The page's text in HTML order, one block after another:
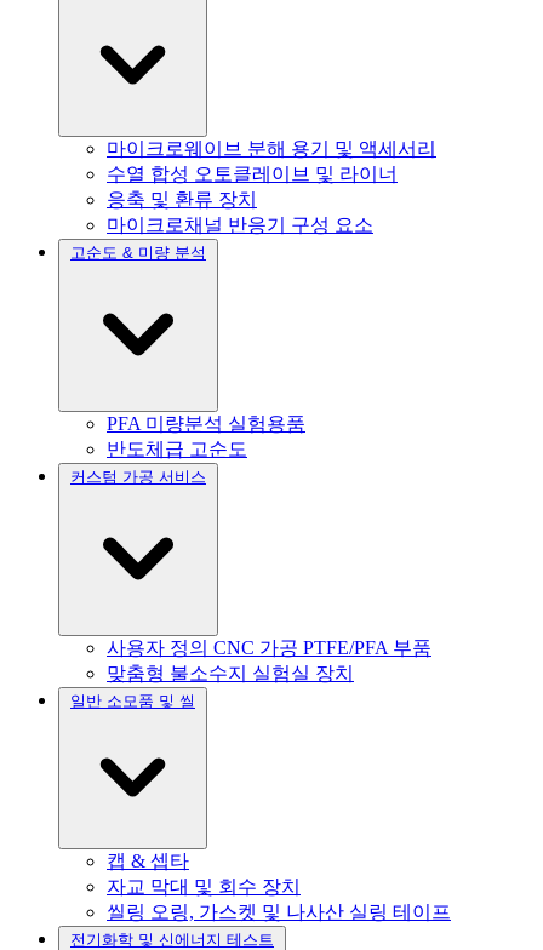
마이크로웨이브 분해 용기 및 액세서리
수열 합성 오토클레이브 및 라이너
응축 및 환류 장치
마이크로채널 반응기 구성 요소
고순도 & 미량 분석
PFA 미량분석 실험용품
반도체급 고순도
커스텀 가공 서비스
사용자 정의 CNC 가공 PTFE/PFA 부품
맞춤형 불소수지 실험실 장치
일반 소모품 및 씰
캡 & 셉타
자교 막대 및 회수 장치
씰링 오링, 가스켓 및 나사산 실링 테이프
전기화학 및 신에너지 테스트